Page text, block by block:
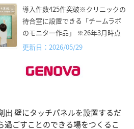
導入件数425件突破※クリニックの
待合室に設置できる「チームラボ
のモニター作品」 ※26年3月時点
更新日：2026/05/29
出 壁にタッチパネルを設置するだ
過ごすことのできる場をつくるこ